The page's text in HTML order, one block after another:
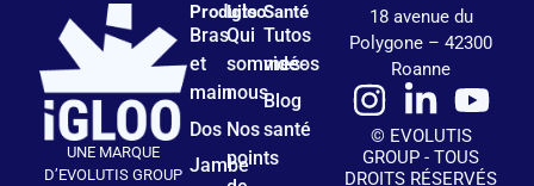
UNE MARQUE
D’EVOLUTIS GROUP
Produits
Bras
et
main
Dos
Jambe
Igloo
Qui
sommes-
nous
Nos
points
Santé
Tutos
vidéos
Blog
santé
18 avenue du
Polygone – 42300
Roanne
© EVOLUTIS
GROUP - TOUS
DROITS RÉSERVÉS